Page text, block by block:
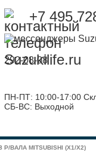
+7 495
292-08-08
ПН-ПТ: 10:00-17:00
СБ-ВС: Выходной
ВАЛА MITSUBISHI (X1/X2)